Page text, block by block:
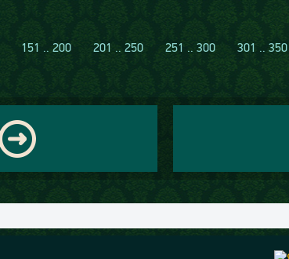
151 .. 200 201 .. 250 251 .. 300 301 .. 350